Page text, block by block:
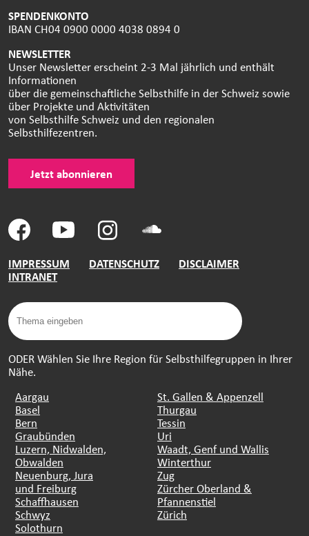
SPENDENKONTO
IBAN CH04 0900 0000 4038 0894 0
NEWSLETTER
Unser Newsletter erscheint 2-3 Mal jährlich und enthält
Informationen
über die gemeinschaftliche Selbsthilfe in der Schweiz sowie
über Projekte und Aktivitäten
von Selbsthilfe Schweiz und den regionalen
Selbsthilfezentren.
Jetzt abonnieren
IMPRESSUM DATENSCHUTZ
DISCLAIMER
INTRANET
ODER Wählen Sie Ihre Region für Selbsthilfegruppen in Ihrer
Nähe.
Aargau
Basel
Bern
Graubünden
Luzern, Nidwalden,
Obwalden
Neuenburg, Jura
und Freiburg
Schaffhausen
Schwyz
Solothurn
St. Gallen & Appenzell
Thurgau
Tessin
Uri
Waadt, Genf und Wallis
Winterthur
Zug
Zürcher Oberland &
Pfannenstiel
Zürich